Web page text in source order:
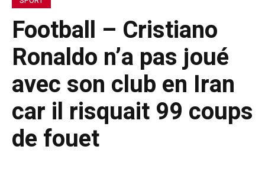
Football – Cristiano
Ronaldo n’a pas joué
avec son club en Iran
car il risquait 99 coups
de fouet